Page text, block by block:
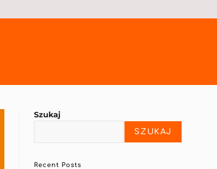
Szukaj
SZUKAJ
Recent Posts